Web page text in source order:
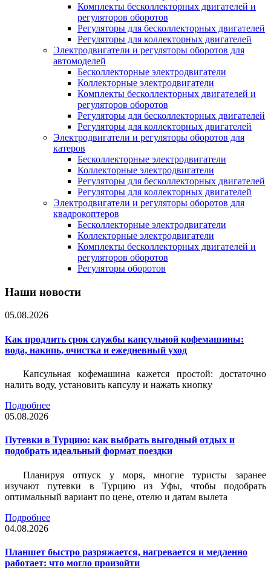
Комплекты бесколлекторных двигателей и
регуляторов оборотов
Регуляторы для бесколлекторных двигателей
Регуляторы для коллекторных двигателей
Электродвигатели и регуляторы оборотов для
автомоделей
Бесколлекторные электродвигатели
Коллекторные электродвигатели
Комплекты бесколлекторных двигателей и
регуляторов оборотов
Регуляторы для бесколлекторных двигателей
Регуляторы для коллекторных двигателей
Электродвигатели и регуляторы оборотов для
катеров
Бесколлекторные электродвигатели
Коллекторные электродвигатели
Регуляторы для бесколлекторных двигателей
Регуляторы для коллекторных двигателей
Электродвигатели и регуляторы оборотов для
квадрокоптеров
Бесколлекторные электродвигатели
Коллекторные электродвигатели
Комплекты бесколлекторных двигателей и
регуляторов оборотов
Регуляторы оборотов
Наши новости
05.08.2026
Как продлить срок службы капсульной кофемашины:
вода, накипь, очистка и ежедневный уход
Капсульная кофемашина кажется простой: достаточно
налить воду, установить капсулу и нажать кнопку
Подробнее
05.08.2026
Путевки в Турцию: как выбрать выгодный отдых и
подобрать идеальный формат поездки
Планируя отпуск у моря, многие туристы заранее
изучают путевки в Турцию из Уфы, чтобы подобрать
оптимальный вариант по цене, отелю и датам вылета
Подробнее
04.08.2026
Планшет быстро разряжается, нагревается и медленно
работает: что могло произойти